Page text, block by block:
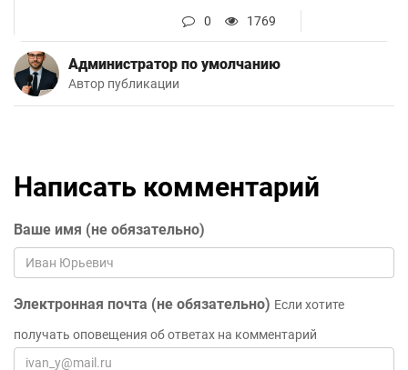
0 1769
Администратор по умолчанию
Автор публикации
Написать комментарий
Ваше имя (не обязательно)
Электронная почта (не обязательно) Если хотите
получать оповещения об ответах на комментарий